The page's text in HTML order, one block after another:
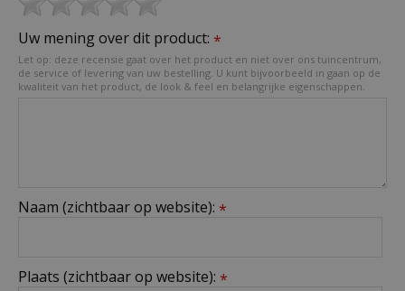
Uw mening over dit product: *
Let op: deze recensie gaat over het product en niet over ons tuincentrum,
de service of levering van uw bestelling. U kunt bijvoorbeeld in gaan op de
kwaliteit van het product, de look & feel en belangrijke eigenschappen.
Naam (zichtbaar op website): *
Plaats (zichtbaar op website): *